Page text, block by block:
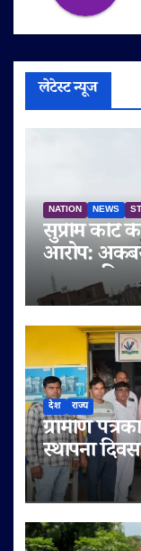
लेटेस्ट न्यूज
NATION NEWS
सुप्रीम
आरोप:
तालाब की
प्लॉटिंग का
देश राज्य
ग्रामीण
स्थापना